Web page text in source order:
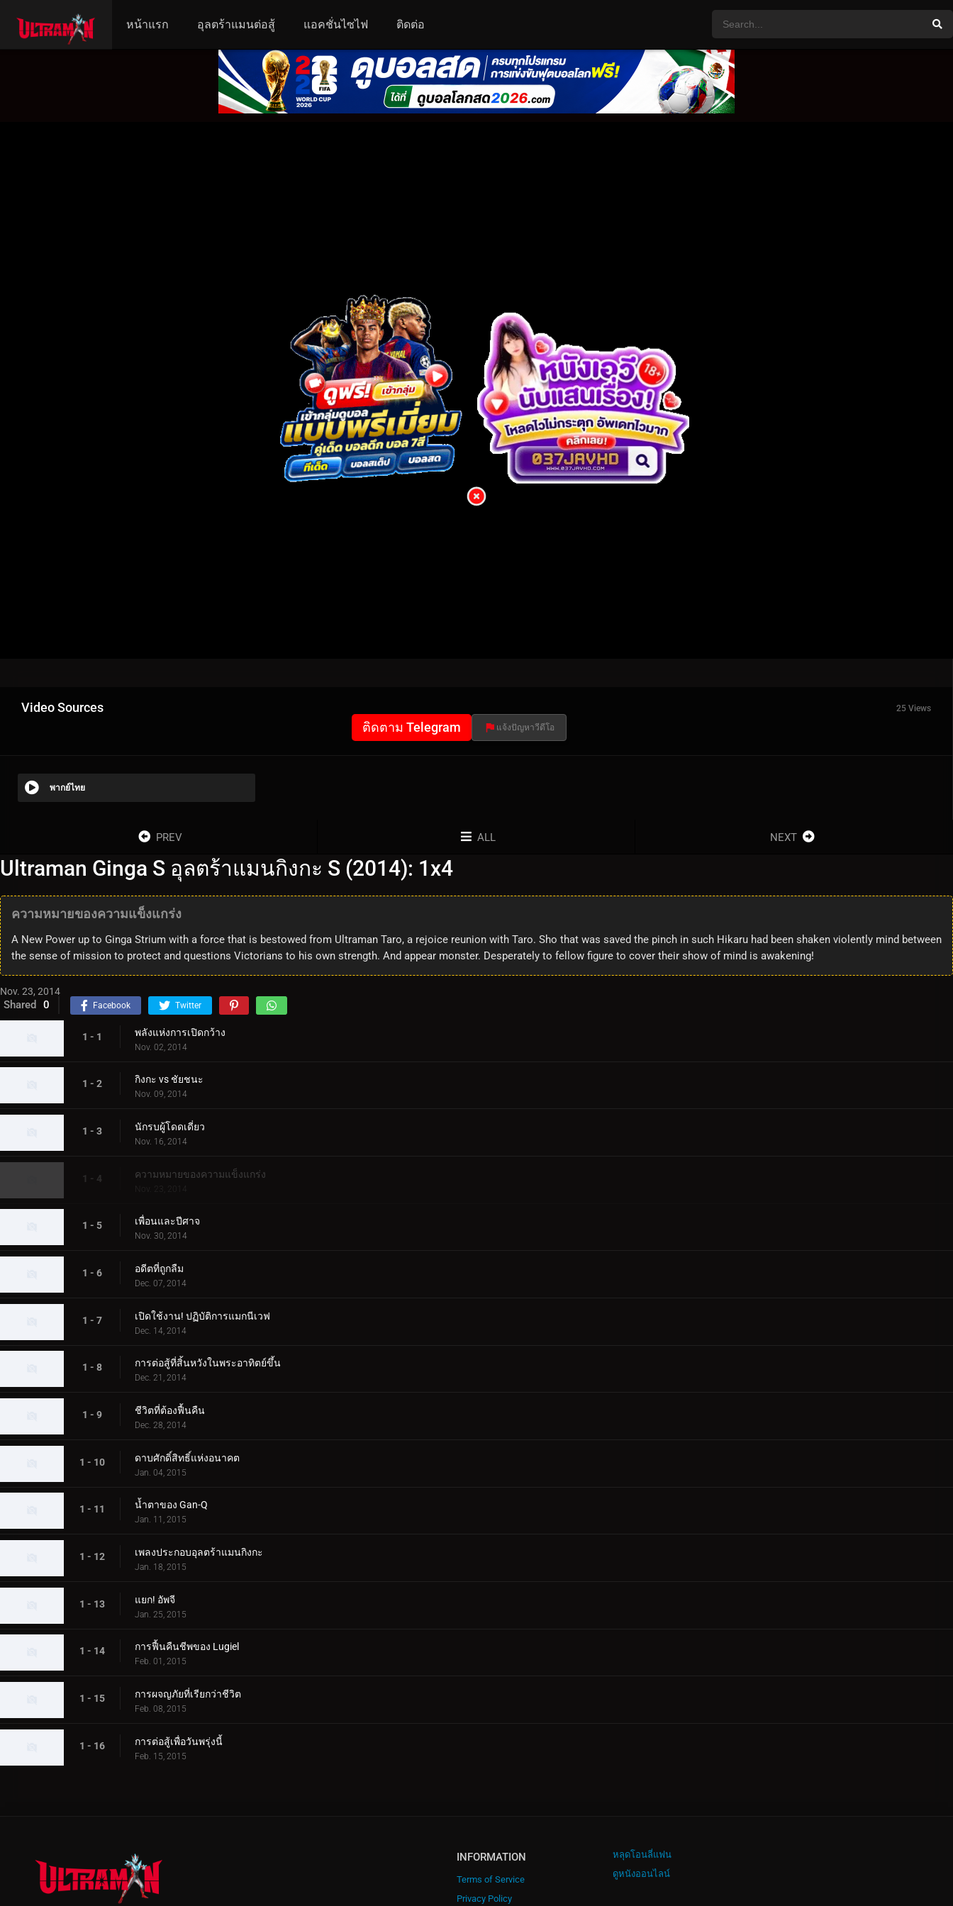
หน้าแรก อุลตร้าแมนต่อสู้ แอคชั่นไซไฟ ติดต่อ
Video Sources 25 Views
ติดตาม Telegram แจ้งปัญหาวีดีโอ
พากย์ไทย
PREV ALL NEXT
Ultraman Ginga S อุลตร้าแมนกิงกะ S (2014): 1x4
ความหมายของความแข็งแกร่ง
A New Power up to Ginga Strium with a force that is bestowed from Ultraman Taro, a rejoice reunion with Taro. Sho that was saved the pinch in such Hikaru had been shaken violently mind between
the sense of mission to protect and questions Victorians to his own strength. And appear monster. Desperately to fellow figure to cover their show of mind is awakening!
Nov. 23, 2014
Shared 0 Facebook Twitter
1 - 1 พลังแห่งการเปิดกว้าง
Nov. 02, 2014
1 - 2 กิงกะ vs ชัยชนะ
Nov. 09, 2014
1 - 3 นักรบผู้โดดเดี่ยว
Nov. 16, 2014
1 - 4 ความหมายของความแข็งแกร่ง
Nov. 23, 2014
1 - 5 เพื่อนและปีศาจ
Nov. 30, 2014
1 - 6 อดีตที่ถูกลืม
Dec. 07, 2014
1 - 7 เปิดใช้งาน! ปฏิบัติการแมกนีเวฟ
Dec. 14, 2014
1 - 8 การต่อสู้ที่สิ้นหวังในพระอาทิตย์ขึ้น
Dec. 21, 2014
1 - 9 ชีวิตที่ต้องฟื้นคืน
Dec. 28, 2014
1 - 10 ดาบศักดิ์สิทธิ์แห่งอนาคต
Jan. 04, 2015
1 - 11 น้ำตาของ Gan-Q
Jan. 11, 2015
1 - 12 เพลงประกอบอุลตร้าแมนกิงกะ
Jan. 18, 2015
1 - 13 แยก! อัพจี
Jan. 25, 2015
1 - 14 การฟื้นคืนชีพของ Lugiel
Feb. 01, 2015
1 - 15 การผจญภัยที่เรียกว่าชีวิต
Feb. 08, 2015
1 - 16 การต่อสู้เพื่อวันพรุ่งนี้
Feb. 15, 2015
INFORMATION
Terms of Service
Privacy Policy
หลุดโอนลี่แฟน
ดูหนังออนไลน์